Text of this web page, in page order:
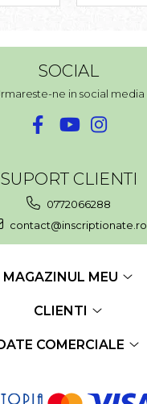
SOCIAL
ne in social media
SUPORT CLIENTI
0772066288
contact@inscriptionate.ro
MAGAZINUL MEU
CLIENTI
COMERCIALE